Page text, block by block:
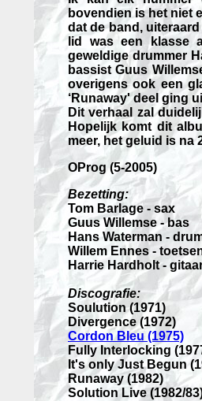
bovendien is het niet
dat de band,
lid was een klasse
geweldige drummer
bassist Guus
overigens ook een
‘Runaway' deel ging
Dit verhaal zal
Hopelijk komt dit
meer, het geluid is na
OProg (5-2005)
Bezetting:
Tom Barlage - sax
Guus Willemse - bas
Hans Waterman -
Willem Ennes -
Harrie Hardholt -
Discografie:
Soulution (1971)
Divergence (1972)
Cordon Bleu (1975)
Fully Interlocking
It's only Just Begun
Runaway (1982)
Solution Live (1982/